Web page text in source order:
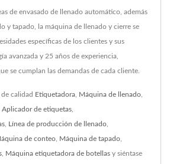
de envasado de llenado automático, además
y tapado, la máquina de llenado y cierre se
específicas de los clientes y sus
avanzada y 25 años de experiencia,
se cumplan las demandas de cada cliente.
calidad Etiquetadora, Máquina de llenado,
Aplicador de etiquetas,
, Línea de producción de llenado,
de conteo, Máquina de tapado,
, Máquina etiquetadora de botellas y siéntase